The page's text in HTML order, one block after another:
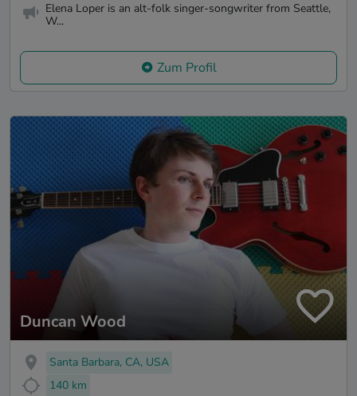
Elena Loper is an alt-folk singer-songwriter from Seattle,
W...
Zum Profil
Duncan Wood
Santa Barbara, CA, USA
140 km